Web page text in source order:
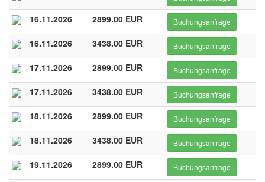
16.11.2026 2899.00 EUR Buchungsanfrage
16.11.2026 3438.00 EUR Buchungsanfrage
17.11.2026 2899.00 EUR Buchungsanfrage
17.11.2026 3438.00 EUR Buchungsanfrage
18.11.2026 2899.00 EUR Buchungsanfrage
18.11.2026 3438.00 EUR Buchungsanfrage
19.11.2026 2899.00 EUR Buchungsanfrage